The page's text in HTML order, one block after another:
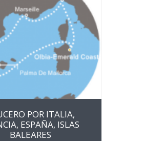
POR ITALIA,
ESPAÑA, ISLAS
BALEARES